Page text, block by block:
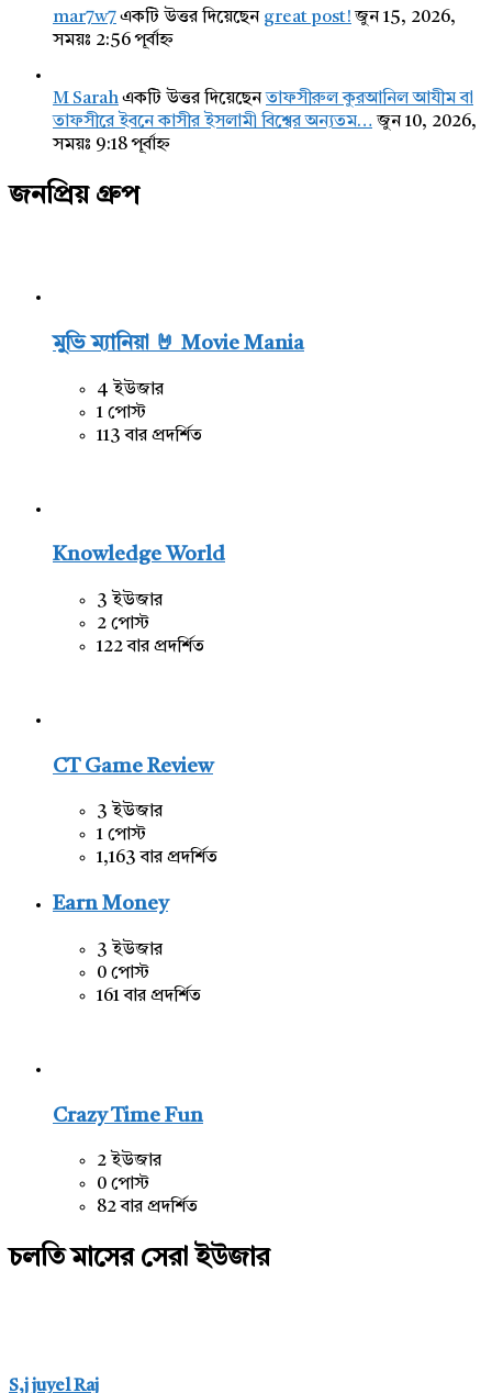
mar7w7একটি উত্তর দিয়েছেন great post! জুন 15, 2026,
সময়ঃ 2:56 পূর্বাহ্ন
M Sarahএকটি উত্তর দিয়েছেনতাফসীরুল কুরআনিল আযীম বা
তাফসীরে ইবনে কাসীর ইসলামী বিশ্বের অন্যতম… জুন 10, 2026,
সময়ঃ 9:18 পূর্বাহ্ন
জনপ্রিয় গ্রুপ
মুভি ম্যানিয়া 🤘 Movie Mania
4 ইউজার
1 পোস্ট
113 বার প্রদর্শিত
Knowledge World
3 ইউজার
2 পোস্ট
122 বার প্রদর্শিত
CT Game Review
3 ইউজার
1 পোস্ট
1,163 বার প্রদর্শিত
Earn Money
3 ইউজার
0 পোস্ট
161 বার প্রদর্শিত
Crazy Time Fun
2 ইউজার
0 পোস্ট
82 বার প্রদর্শিত
চলতি মাসের সেরা ইউজার
S,j juyel Raj